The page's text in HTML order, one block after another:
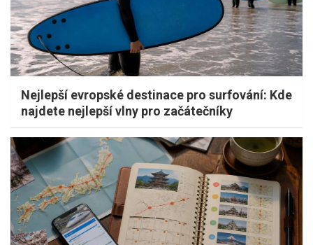
Nejlepší evropské destinace pro surfování: Kde
najdete nejlepší vlny pro začátečníky